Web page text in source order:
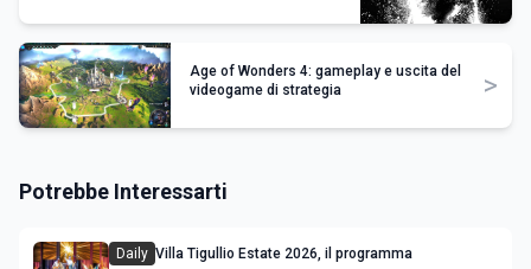
Age of Wonders 4: gameplay e uscita del
videogame di strategia
>
Potrebbe Interessarti
Daily Villa Tigullio Estate 2026, il programma